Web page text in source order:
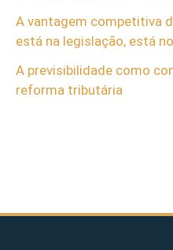
A vantagem competitiva
está na legislação, está
A previsibilidade como
reforma tributária